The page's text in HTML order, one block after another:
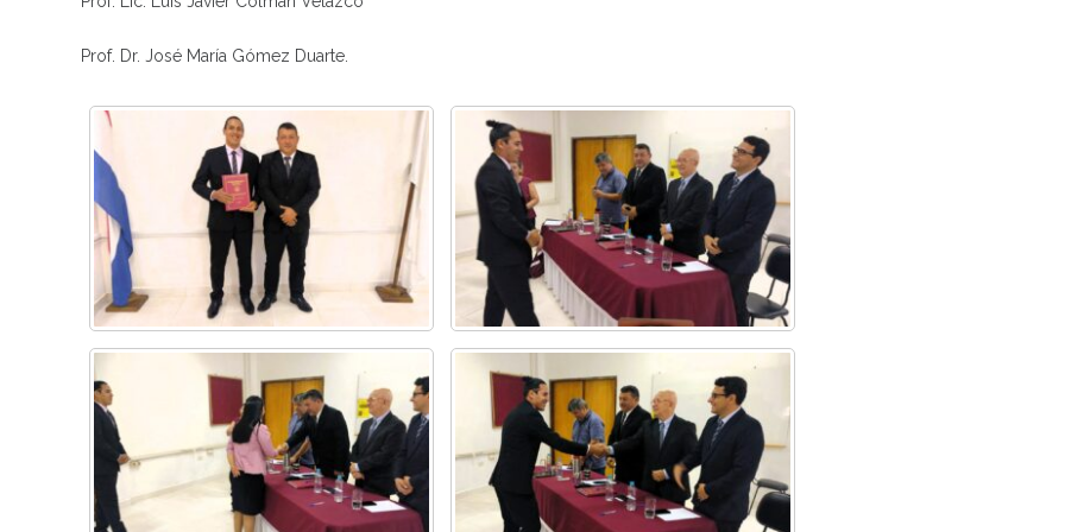
Prof. Dr. José María Gómez Duarte.